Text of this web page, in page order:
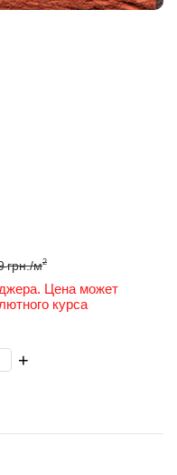
грн./м2
Цена может
курса
+